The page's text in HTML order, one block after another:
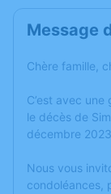
Message
Chère famille,
C’est avec
le décès de
décembre 2023
Nous vous
condoléances,